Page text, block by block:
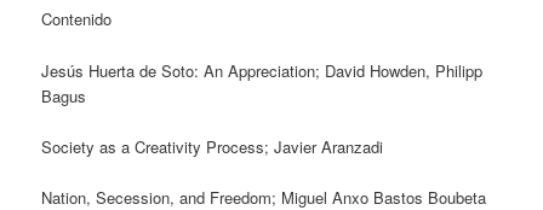
Contenido
Jesús Huerta de Soto: An Appreciation; David Howden, Philipp
Bagus
Society as a Creativity Process; Javier Aranzadi
Nation, Secession, and Freedom; Miguel Anxo Bastos Boubeta